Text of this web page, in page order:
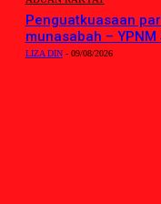
Penguatkuasaan
munasabah – YPNM
LIZA DIN - 09/08/2026